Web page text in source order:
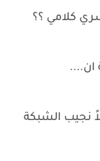
كلامي ؟؟
ان....
نجيب الشبكة